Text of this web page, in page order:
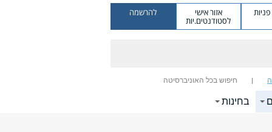
אזור אישי
לסטודנטים.יות
להרשמה
חיפוש בכל האוניברסיטה
בחינות